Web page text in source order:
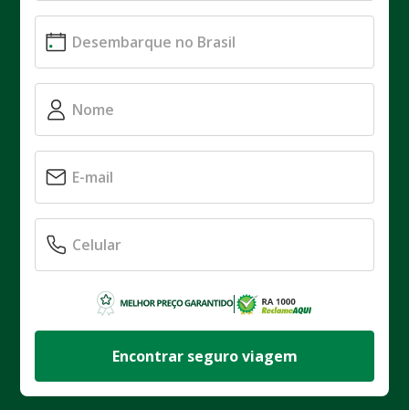
Encontrar seguro viagem